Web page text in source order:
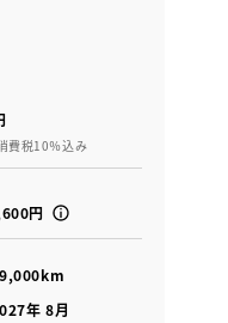
費税10％込み
円
年 8月